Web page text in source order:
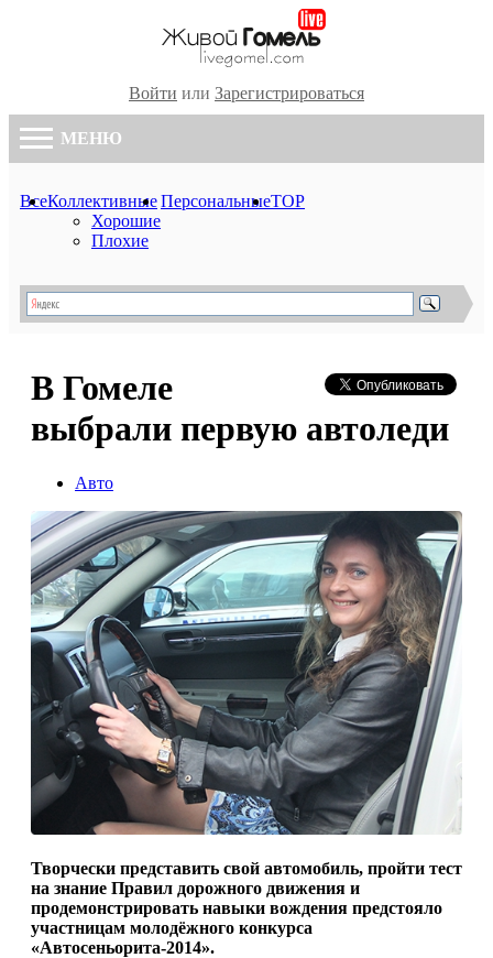
Войти или Зарегистрироваться
МЕНЮ
ВсеКоллективные
Хорошие
Плохие
ПерсональныеTOP
В Гомеле
выбрали первую автоледи
Авто
Творчески представить свой автомобиль, пройти тест
на знание Правил дорожного движения и
продемонстрировать навыки вождения предстояло
участницам молодёжного конкурса
«Автосеньорита-2014».